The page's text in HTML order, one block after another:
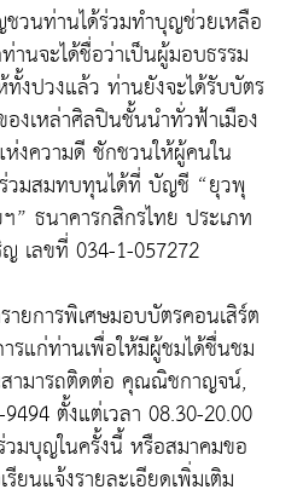
ชวนท่านได้ร่วมทำบุญช่วยเหลือ
านจะได้ชื่อว่าเป็นผู้มอบธรรม
งปวงแล้ว ท่านยังจะได้รับบัตร
งเหล่าศิลปินชั้นนำทั่วฟ้าเมือง
งความดี ชักชวนให้ผู้คนใน
วมสมทบทุนได้ที่ บัญชี “ยุวพุ
” ธนาคารกสิกรไทย ประเภท
เลขที่ 034-1-057272
ยการพิเศษมอบบัตรคอนเสิร์ต
รแก่ท่านเพื่อให้มีผู้ชมได้ชื่นชม
ามารถติดต่อ คุณณิชกาญจน์,
ตั้งแต่เวลา 08.30-20.00
มบุญในครั้งนี้ หรือสมาคมขอ
นแจ้งรายละเอียดเพิ่มเติม